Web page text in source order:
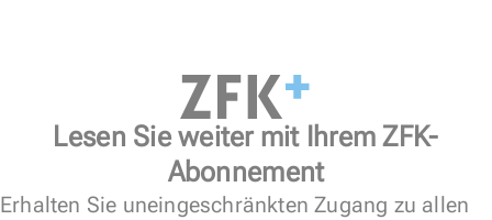
Lesen Sie weiter mit Ihrem ZFK-
Abonnement
Erhalten Sie uneingeschränkten Zugang zu allen